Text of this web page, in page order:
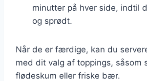
minutter på hver side, indtil
og sprødt.
Når de er færdige, kan du
med dit valg af toppings, såsom
flødeskum eller friske bær.